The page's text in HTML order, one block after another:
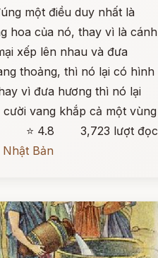
một điều duy nhất là
hoa của nó, thay vì là cánh
xếp lên nhau và đưa
thoảng, thì nó lại có hình
vì đưa hương thì nó lại
vang khắp cả một vùng
⭐ 4.8
3,723 lượt đọc
Bản